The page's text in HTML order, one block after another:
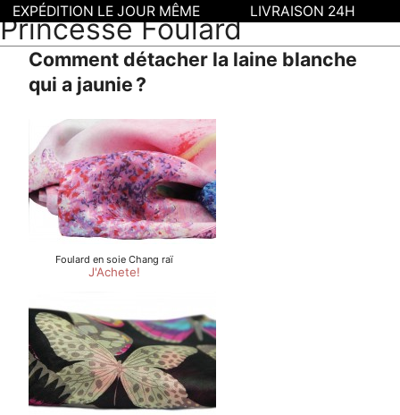
Princesse Foulard
Comment détacher la laine blanche
qui a jaunie ?
EXPÉDITION LE JOUR MÊME LIVRAISON 24H